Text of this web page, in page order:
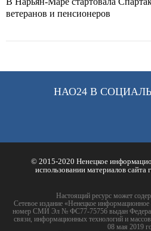
ветеранов и пенсионеров
НАО24 В
© 2015-2020 Ненецкое
использовании материалов сайта
Настоящий ресурс может
Сетевое издание «Ненецкое
номер СМИ Эл № ФС77-75756 выдан
связи, информационных технологий и
08 мая 2019